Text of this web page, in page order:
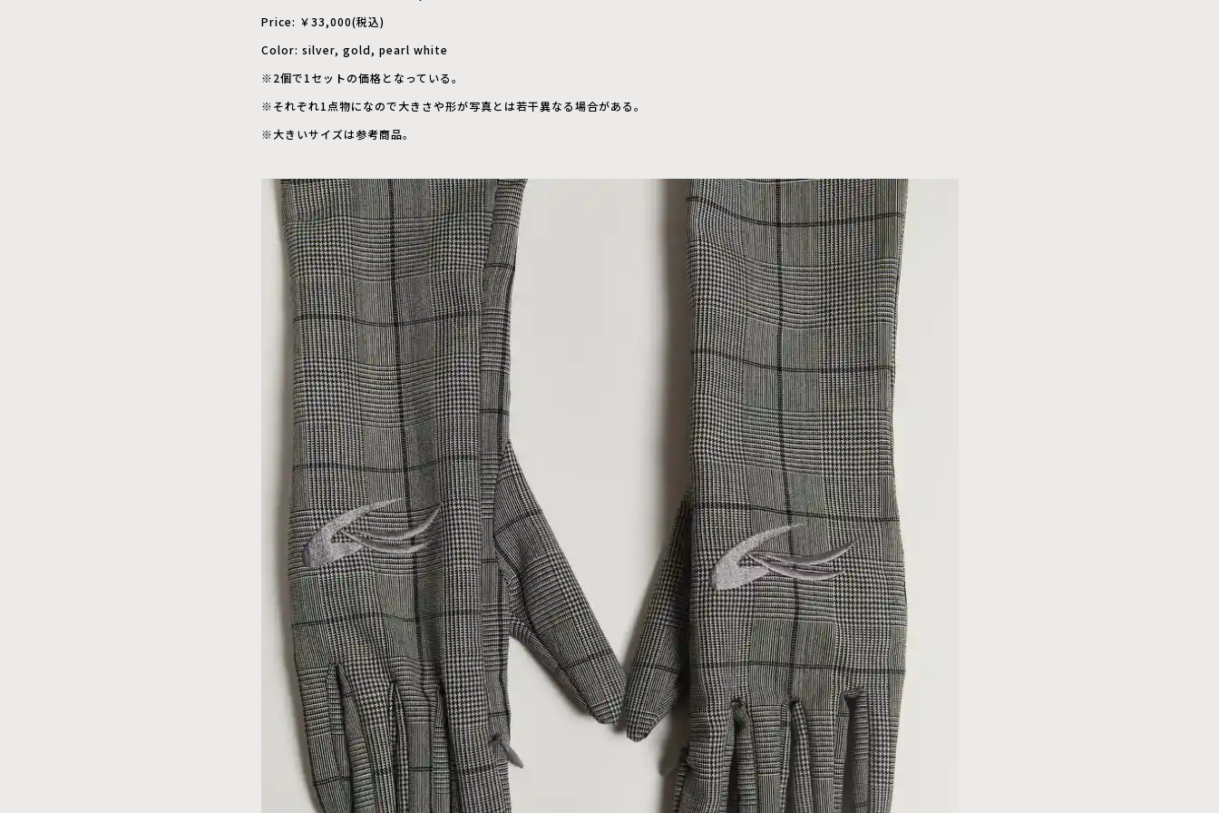
Price: ￥33,000(税込)
Color: silver, gold, pearl white
※2個で1セットの価格となっている。
※それぞれ1点物になので大きさや形が写真とは若干異なる場合がある。
※大きいサイズは参考商品。